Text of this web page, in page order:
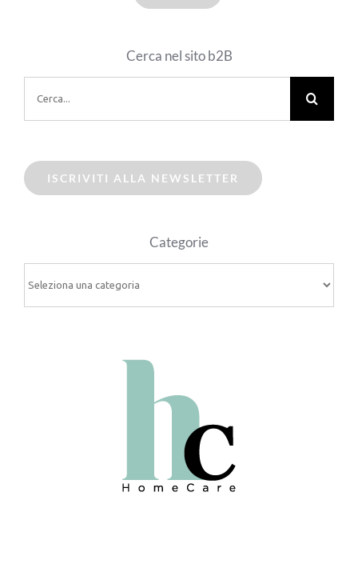
Cerca nel sito b2B
per:
ISCRIVITI ALLA NEWSLETTER
Categorie